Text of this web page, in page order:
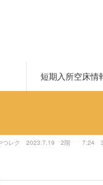
短期入所空床情
つレク 2023.7.19 2階 7.24